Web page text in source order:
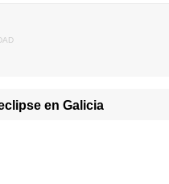
en Galicia